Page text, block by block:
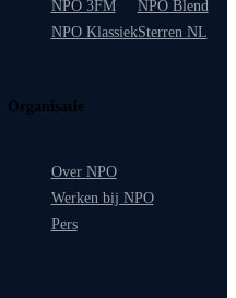
NPO 3FM
NPO Klassiek
NPO Blend
Sterren NL
Organisatie
Over NPO
Werken bij NPO
Pers